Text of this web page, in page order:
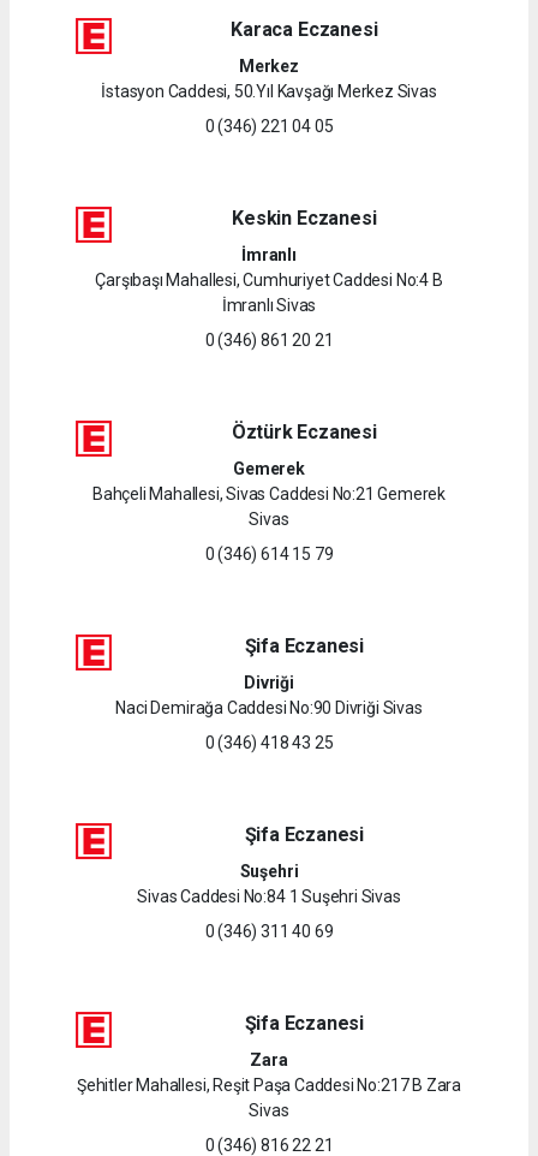
Karaca Eczanesi
Merkez
İstasyon Caddesi, 50.Yıl Kavşağı Merkez Sivas
0 (346) 221 04 05
Keskin Eczanesi
İmranlı
Çarşıbaşı Mahallesi, Cumhuriyet Caddesi No:4 B
İmranlı Sivas
0 (346) 861 20 21
Öztürk Eczanesi
Gemerek
Bahçeli Mahallesi, Sivas Caddesi No:21 Gemerek
Sivas
0 (346) 614 15 79
Şifa Eczanesi
Divriği
Naci Demirağa Caddesi No:90 Divriği Sivas
0 (346) 418 43 25
Şifa Eczanesi
Suşehri
Sivas Caddesi No:84 1 Suşehri Sivas
0 (346) 311 40 69
Şifa Eczanesi
Zara
Şehitler Mahallesi, Reşit Paşa Caddesi No:217 B Zara
Sivas
0 (346) 816 22 21